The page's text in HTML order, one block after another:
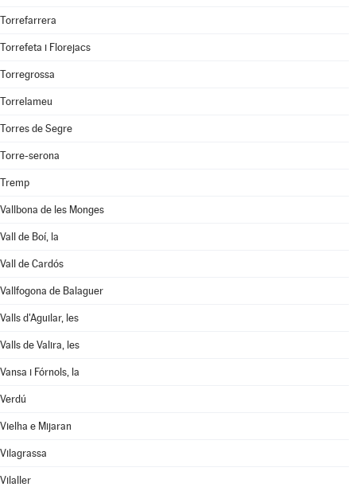
Torrefarrera
Torrefeta i Florejacs
Torregrossa
Torrelameu
Torres de Segre
Torre-serona
Tremp
Vallbona de les Monges
Vall de Boí, la
Vall de Cardós
Vallfogona de Balaguer
Valls d'Aguilar, les
Valls de Valira, les
Vansa i Fórnols, la
Verdú
Vielha e Mijaran
Vilagrassa
Vilaller